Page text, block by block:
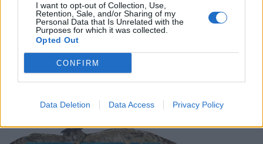
I want to opt-out of Collection, Use,
Retention, Sale, and/or Sharing of my
Personal Data that Is Unrelated with the
Purposes for which it was collected.
Opted Out
CONFIRM
Data Deletion Data Access Privacy Policy
Jalkapallon U21 EM-kisat 2025 – tässä
otteluohjelma ja Suomen joukkue